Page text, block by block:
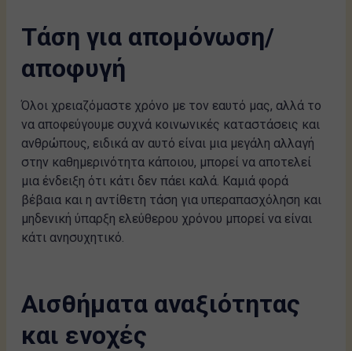
Τάση για απομόνωση/
αποφυγή
Όλοι χρειαζόμαστε χρόνο με τον εαυτό μας, αλλά το
να αποφεύγουμε συχνά κοινωνικές καταστάσεις και
ανθρώπους, ειδικά αν αυτό είναι μια μεγάλη αλλαγή
στην καθημερινότητα κάποιου, μπορεί να αποτελεί
μια ένδειξη ότι κάτι δεν πάει καλά. Καμιά φορά
βέβαια και η αντίθετη τάση για υπεραπασχόληση και
μηδενική ύπαρξη ελεύθερου χρόνου μπορεί να είναι
κάτι ανησυχητικό.
Αισθήματα αναξιότητας
και ενοχές